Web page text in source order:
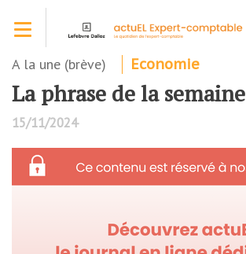
contenu
A la une (brève) Economie
La phrase de la semaine
15/11/2024